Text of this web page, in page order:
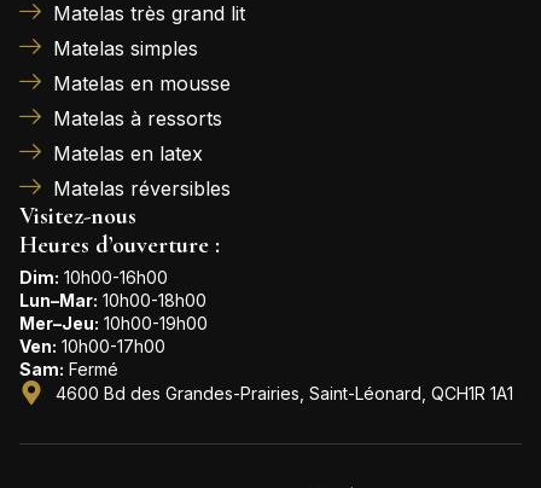
Matelas très grand lit
Matelas simples
Matelas en mousse
Matelas à ressorts
Matelas en latex
Matelas réversibles
Visitez-nous
Heures d’ouverture :
Dim: 10h00-16h00
Lun–Mar: 10h00-18h00
Mer–Jeu: 10h00-19h00
Ven: 10h00-17h00
Sam: Fermé
4600 Bd des Grandes-Prairies, Saint-Léonard, QCH1R 1A1